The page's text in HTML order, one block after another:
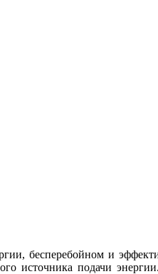
бесперебойном и
источника подачи